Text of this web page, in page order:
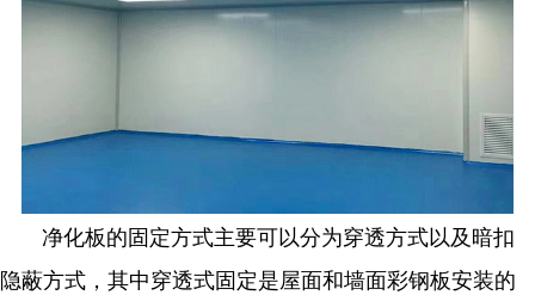
净化板的固定方式主要可以分为穿透方式以及暗扣
隐蔽方式，其中穿透式固定是屋面和墙面彩钢板安装的